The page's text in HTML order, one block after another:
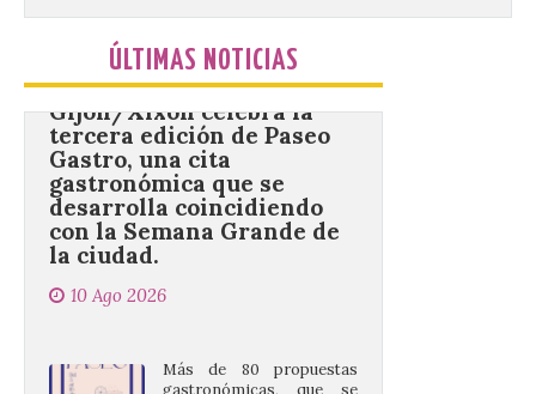
ÚLTIMAS NOTICIAS
Gijón/Xixón celebra la
tercera edición de Paseo
Gastro, una cita
gastronómica que se
desarrolla coincidiendo
con la Semana Grande de
la ciudad.
10 Ago 2026
podrán degustar en el
Paseo de Begoña y los